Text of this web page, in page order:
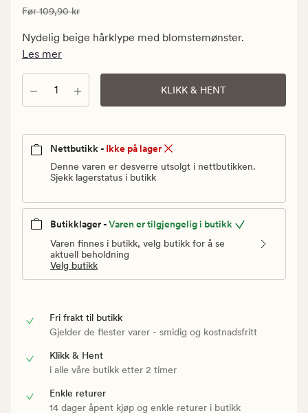
54,95
kr.
Vanlig
Vanlig pris 109,90 kr
Før109,90 kr
Nydelig beige hårklype med blomstemønster.
Les mer
Antall KLIKK & HENT
Nettbutikk - Ikke på lager
Denne varen er desverre utsolgt i nettbutikken.
Sjekk lagerstatus i butikk
Butikklager -Varen er tilgjengelig i butikk
Varen finnes i butikk, velg butikk for å se
aktuell beholdning
Velg butikk
Fri frakt til butikk
Gjelder de flester varer - smidig og kostnadsfritt
Klikk & Hent
i alle våre butikk etter 2 timer
Enkle returer
14 dager åpent kjøp og enkle returer i butikk